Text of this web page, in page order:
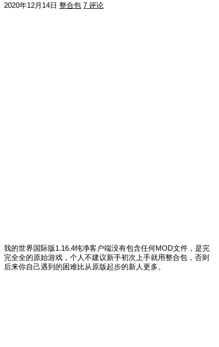
2020年12月14日 整合包 7 评论
我的世界国际版1.16.4纯净客户端没有包含任何MOD文件，是完
完全全的原始游戏，个人不建议新手初次上手就用整合包，否则
后来你自己遇到的困难比从原版起步的新人更多。